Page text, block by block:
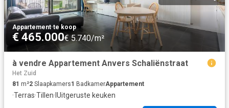
Appartement·te koop
€ 465.000€ 5.740/m²
à vendre Appartement Anvers Schaliënstraat
Het Zuid
81 m²2 Slaapkamers1 BadkamerAppartement
·Terras·Tillen· IUitgeruste keuken